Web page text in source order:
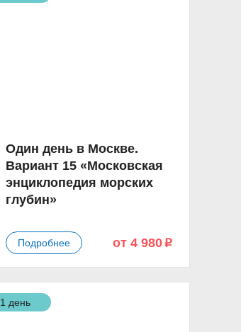
Один день в Москве.
Вариант 15 «Московская
энциклопедия морских
глубин»
Подробнее от 4 980p
1 день